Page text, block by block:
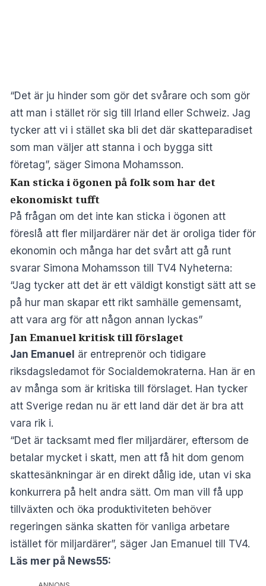
“Det är ju hinder som gör det svårare och som gör
att man i stället rör sig till Irland eller Schweiz. Jag
tycker att vi i stället ska bli det där skatteparadiset
som man väljer att stanna i och bygga sitt
företag”, säger Simona Mohamsson.
Kan sticka i ögonen på folk som har det
ekonomiskt tufft
På frågan om det inte kan sticka i ögonen att
föreslå att fler miljardärer när det är oroliga tider för
ekonomin och många har det svårt att gå runt
svarar Simona Mohamsson till TV4 Nyheterna:
“Jag tycker att det är ett väldigt konstigt sätt att se
på hur man skapar ett rikt samhälle gemensamt,
att vara arg för att någon annan lyckas”
Jan Emanuel kritisk till förslaget
Jan Emanuel är entreprenör och tidigare
riksdagsledamot för Socialdemokraterna. Han är en
av många som är kritiska till förslaget. Han tycker
att Sverige redan nu är ett land där det är bra att
vara rik i.
“Det är tacksamt med fler miljardärer, eftersom de
betalar mycket i skatt, men att få hit dom genom
skattesänkningar är en direkt dålig ide, utan vi ska
konkurrera på helt andra sätt. Om man vill få upp
tillväxten och öka produktiviteten behöver
regeringen sänka skatten för vanliga arbetare
istället för miljardärer”, säger Jan Emanuel till TV4.
Läs mer på News55: